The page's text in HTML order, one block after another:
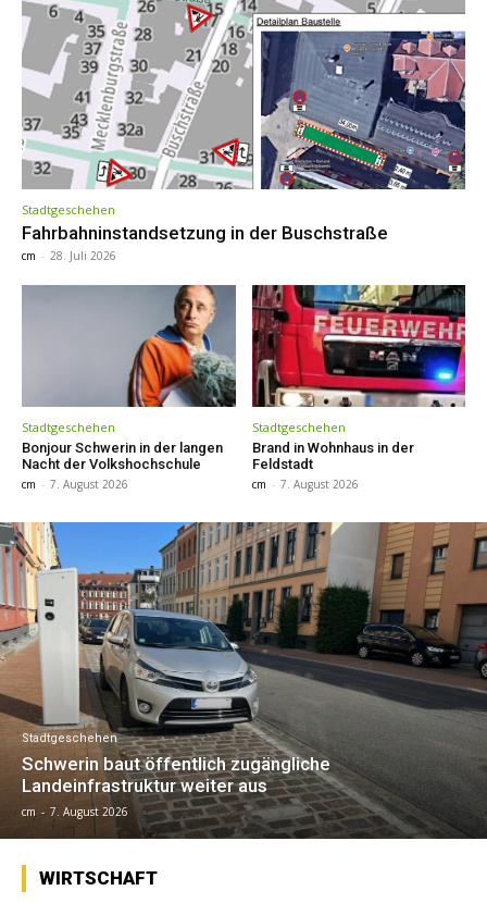
Stadtgeschehen
Fahrbahninstandsetzung in der Buschstraße
cm - 28. Juli 2026
Stadtgeschehen
Bonjour Schwerin in der langen
Nacht der Volkshochschule
cm - 7. August 2026
Stadtgeschehen
Brand in Wohnhaus in der
Feldstadt
cm - 7. August 2026
Stadtgeschehen
Schwerin baut öffentlich zugängliche
Landeinfrastruktur weiter aus
cm - 7. August 2026
WIRTSCHAFT